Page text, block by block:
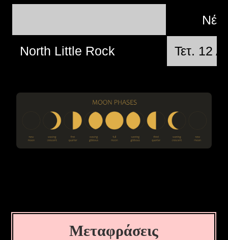
Νέα
North Little Rock Τετ. 12
Μεταφράσεις